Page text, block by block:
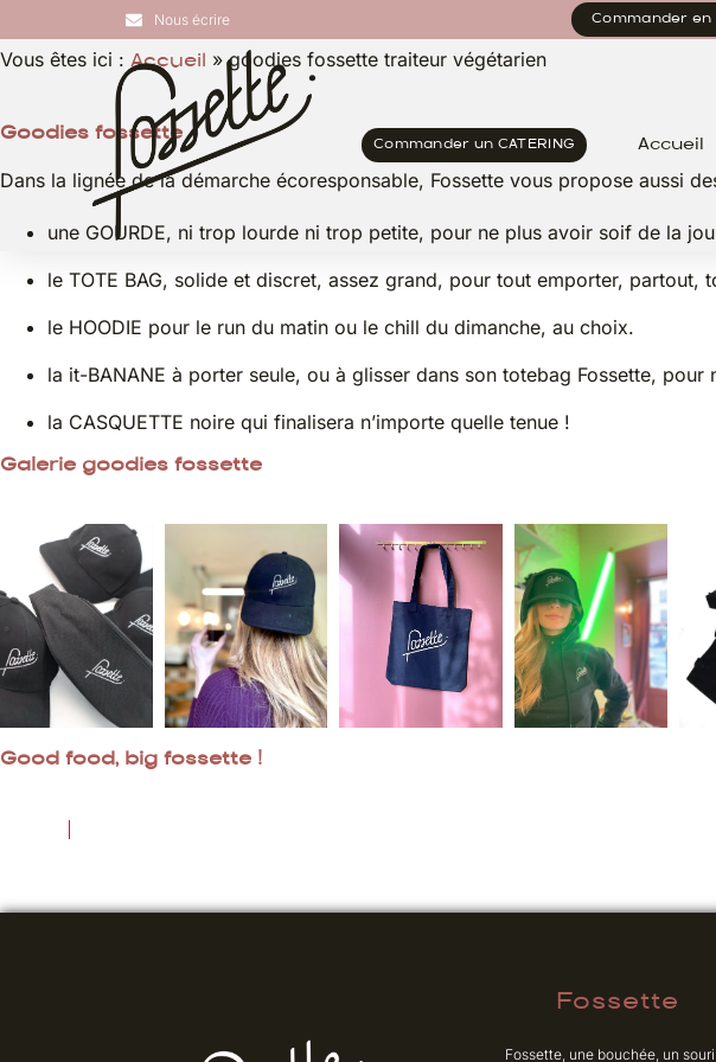
Nous écrire Commander en
Commander un CATERING Accueil
Vous êtes ici : Accueil »goodies fossette traiteur végétarien
Goodies fossette
Dans la lignée de la démarche écoresponsable, Fossette vous propose aussi
une GOURDE, ni trop lourde ni trop petite, pour ne plus avoir soif de la
le TOTE BAG, solide et discret, assez grand, pour tout emporter, partout,
le HOODIE pour le run du matin ou le chill du dimanche, au choix.
la it-BANANE à porter seule, ou à glisser dans son totebag Fossette,
la CASQUETTE noire qui finalisera n’importe quelle tenue !
Galerie goodies fossette
Good food, big fossette !
Fossette
Fossette, une bouchée, un